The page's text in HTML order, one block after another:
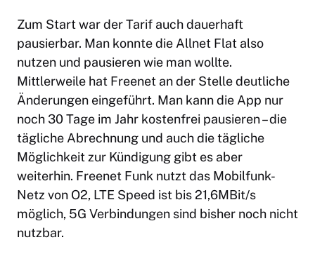
Zum Start war der Tarif auch dauerhaft
pausierbar. Man konnte die Allnet Flat also
nutzen und pausieren wie man wollte.
Mittlerweile hat Freenet an der Stelle deutliche
Änderungen eingeführt. Man kann die App nur
noch 30 Tage im Jahr kostenfrei pausieren – die
tägliche Abrechnung und auch die tägliche
Möglichkeit zur Kündigung gibt es aber
weiterhin. Freenet Funk nutzt das Mobilfunk-
Netz von O2, LTE Speed ist bis 21,6MBit/s
möglich, 5G Verbindungen sind bisher noch nicht
nutzbar.